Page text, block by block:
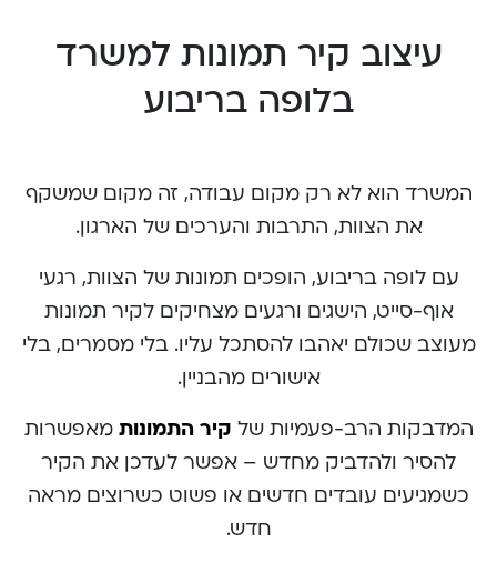
עיצוב קיר תמונות למשרד
בלופה בריבוע
המשרד הוא לא רק מקום עבודה, זה מקום שמשקף
את הצוות, התרבות והערכים של הארגון.
עם לופה בריבוע, הופכים תמונות של הצוות, רגעי
אוף-סייט, הישגים ורגעים מצחיקים לקיר תמונות
מעוצב שכולם יאהבו להסתכל עליו. בלי מסמרים, בלי
אישורים מהבניין.
המדבקות הרב-פעמיות של קיר התמונות מאפשרות
להסיר ולהדביק מחדש – אפשר לעדכן את הקיר
כשמגיעים עובדים חדשים או פשוט כשרוצים מראה
חדש.